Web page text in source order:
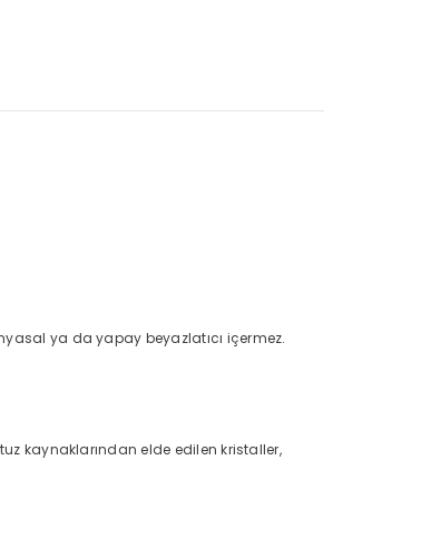
ya da yapay beyazlatıcı içermez.
kaynaklarından elde edilen kristaller,